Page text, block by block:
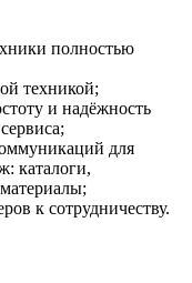
полностью
техникой;
и надёжность
для
каталоги,
к сотрудничеству.